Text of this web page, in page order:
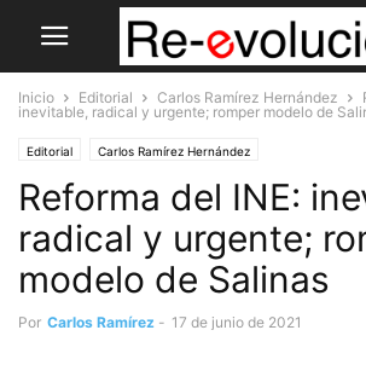
Inicio Editorial Carlos Ramírez Hernández
inevitable, radical y urgente; romper modelo de
Editorial Carlos Ramírez Hernández
Reforma del INE:
radical y urgente;
modelo de Salinas
Por Carlos Ramírez - 17 de junio de 2021